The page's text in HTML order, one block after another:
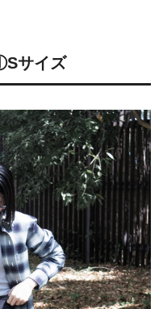
サイズ